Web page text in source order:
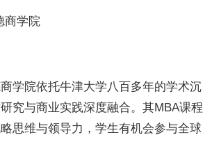
学院
院依托牛津大学八百多年的学术沉
究与商业实践深度融合。其MBA课程
思维与领导力，学生有机会参与全球